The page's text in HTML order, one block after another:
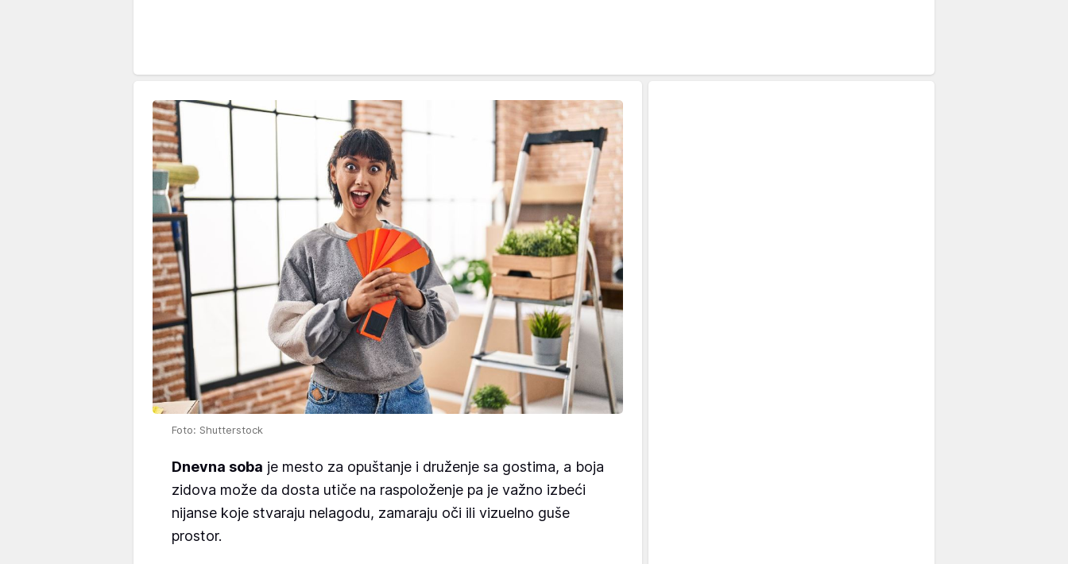
Foto: Shutterstock
Dnevna soba je mesto za opuštanje i druženje sa gostima, a boja
zidova može da dosta utiče na raspoloženje pa je važno izbeći
nijanse koje stvaraju nelagodu, zamaraju oči ili vizuelno guše
prostor.